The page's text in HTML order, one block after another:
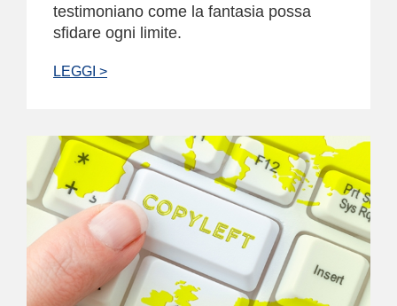
testimoniano come la fantasia possa
sfidare ogni limite.
LEGGI >